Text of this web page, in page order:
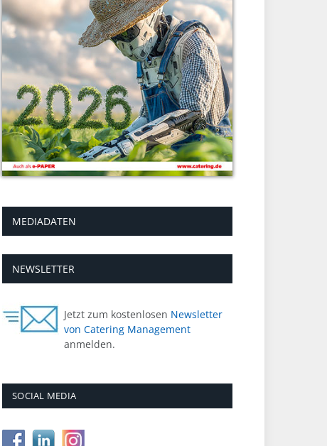
MEDIADATEN
NEWSLETTER
Jetzt zum kostenlosen Newsletter
von Catering Management
anmelden.
SOCIAL MEDIA